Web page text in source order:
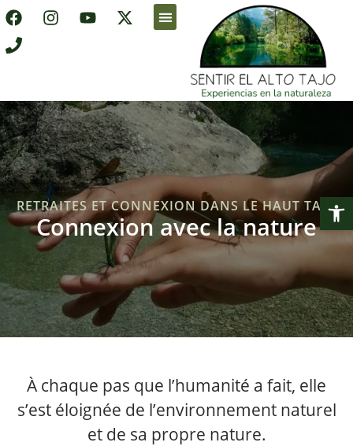
RETRAITES ET CONNEXION DANS LE HAUT TAJO
Connexion avec la nature
À chaque pas que l’humanité a fait, elle
s’est éloignée de l’environnement naturel
et de sa propre nature.
Ouvrir la